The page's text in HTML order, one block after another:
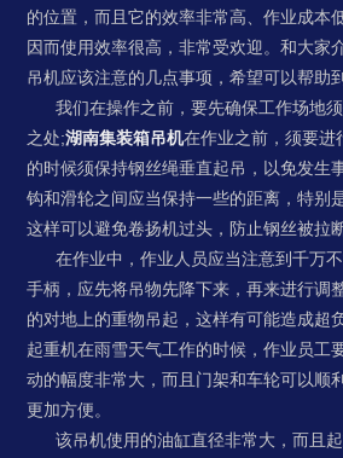
的位置，而且它的效率非常高、作业成本
因而使用效率很高，非常受欢迎。和大家
吊机应该注意的几点事项，希望可以帮助
我们在操作之前，要先确保工作场地须
之处;湖南集装箱吊机在作业之前，须要进
的时候须保持钢丝绳垂直起吊，以免发生
钩和滑轮之间应当保持一些的距离，特别
这样可以避免卷扬机过头，防止钢丝被拉
在作业中，作业人员应当注意到千万不
手柄，应先将吊物先降下来，再来进行调
的对地上的重物吊起，这样有可能造成超
起重机在雨雪天气工作的时候，作业员工
动的幅度非常大，而且门架和车轮可以顺
更加方便。
该吊机使用的油缸直径非常大，而且起